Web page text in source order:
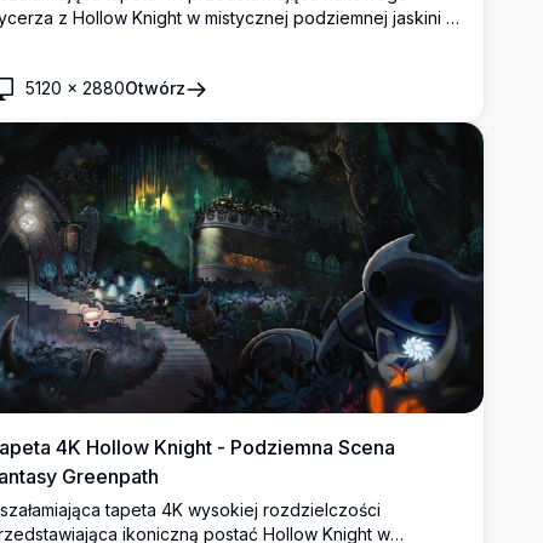
z Hollow Knight w mistycznej podziemnej jaskini z
z bronią-gwoździem w atmosferycznym
5120 × 2880Otwórz
4K Hollow Knight - Podziemna Scena
Greenpath
tapeta 4K wysokiej rozdzielczości
ikoniczną postać Hollow Knight w